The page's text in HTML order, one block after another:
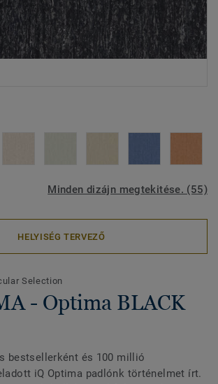
Minden dizájn megtekitése. (55)
HELYISÉG TERVEZŐ
Selection
- Optima BLACK
bestsellerként és 100 millió
iQ Optima padlónk történelmet írt.